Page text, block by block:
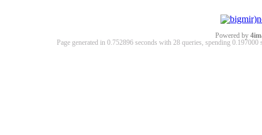
Powered by
Page generated in 0.752896 seconds with 28 queries, spending